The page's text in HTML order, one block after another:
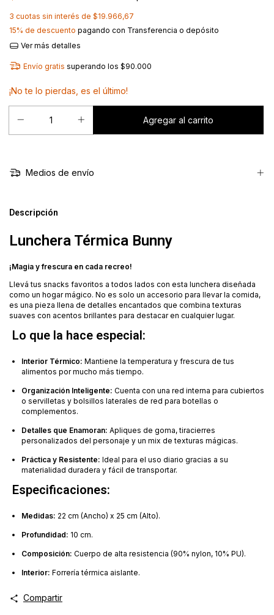
3 cuotas sin interés de $19.966,67
15% de descuento pagando con Transferencia o depósito
Ver más detalles
Envío gratis superando los $90.000
¡No te lo pierdas, es el último!
Medios de envío
Descripción
Lunchera Térmica Bunny
¡Magia y frescura en cada recreo!
Llevá tus snacks favoritos a todos lados con esta lunchera diseñada
como un hogar mágico. No es solo un accesorio para llevar la comida,
es una pieza llena de detalles encantados que combina texturas
suaves con acentos brillantes para destacar en cualquier lugar.
Lo que la hace especial:
Interior Térmico: Mantiene la temperatura y frescura de tus
alimentos por mucho más tiempo.
Organización Inteligente: Cuenta con una red interna para cubiertos
o servilletas y bolsillos laterales de red para botellas o
complementos.
Detalles que Enamoran: Apliques de goma, tiracierres
personalizados del personaje y un mix de texturas mágicas.
Práctica y Resistente: Ideal para el uso diario gracias a su
materialidad duradera y fácil de transportar.
Especificaciones:
Medidas: 22 cm (Ancho) x 25 cm (Alto).
Profundidad: 10 cm.
Composición: Cuerpo de alta resistencia (90% nylon, 10% PU).
Interior: Forrería térmica aislante.
Compartir